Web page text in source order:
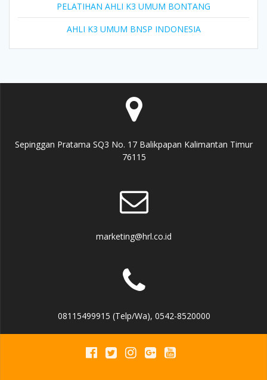
PELATIHAN AHLI K3 UMUM BONTANG
AHLI K3 UMUM BNSP INDONESIA
Sepinggan Pratama SQ3 No. 17 Balikpapan Kalimantan Timur
76115
marketing@hrl.co.id
08115499915 (Telp/Wa), 0542-8520000